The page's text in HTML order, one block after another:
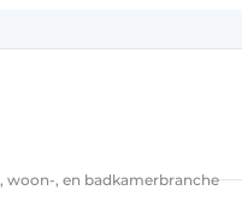
woon-, en badkamerbranche